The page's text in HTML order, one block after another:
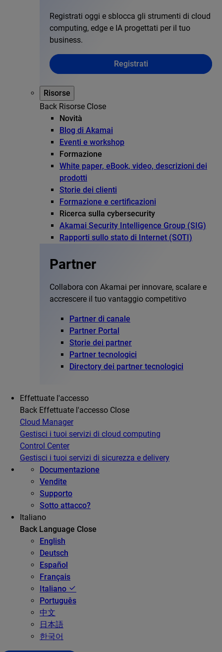
Registrati oggi e sblocca gli strumenti di cloud
computing, edge e IA progettati per il tuo
business.
Registrati
Risorse
Back Risorse Close
Novità
Blog di Akamai
Eventi e workshop
Formazione
White paper, eBook, video, descrizioni dei
prodotti
Storie dei clienti
Formazione e certificazioni
Ricerca sulla cybersecurity
Akamai Security Intelligence Group (SIG)
Rapporti sullo stato di Internet (SOTI)
Partner
Collabora con Akamai per innovare, scalare e
accrescere il tuo vantaggio competitivo
Partner di canale
Partner Portal
Storie dei partner
Partner tecnologici
Directory dei partner tecnologici
Effettuate l'accesso
Back Effettuate l'accesso Close
Cloud Manager
Gestisci i tuoi servizi di cloud computing
Control Center
Gestisci i tuoi servizi di sicurezza e delivery
Documentazione
Vendite
Supporto
Sotto attacco?
Italiano
Back Language Close
English
Deutsch
Español
Français
Italiano
Português
中文
日本語
한국어